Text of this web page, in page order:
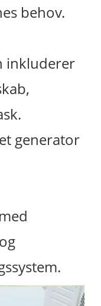
behov.
inkluderer
generator